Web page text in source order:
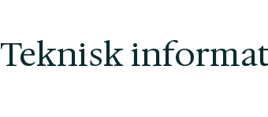
Teknisk